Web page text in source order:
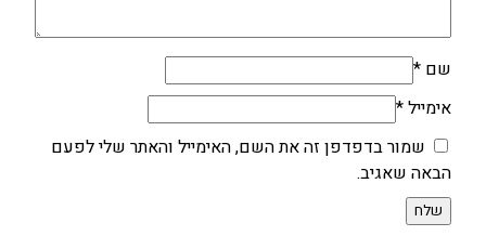
שם *
אימייל*
שמור בדפדפן זה את השם, האימייל והאתר שלי לפעם
הבאה שאגיב.